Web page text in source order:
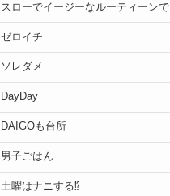
スローでイージーなルーティーンで
ゼロイチ
ソレダメ
DayDay
DAIGOも台所
男子ごはん
土曜はナニする⁉